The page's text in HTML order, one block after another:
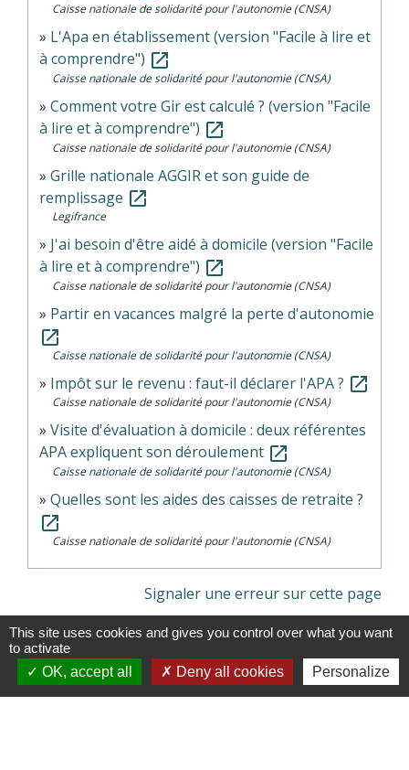
Caisse nationale de solidarité pour l'autonomie (CNSA)
L'Apa en établissement (version "Facile à lire et
à comprendre") open_in_new
Caisse nationale de solidarité pour l'autonomie (CNSA)
Comment votre Gir est calculé ? (version "Facile
à lire et à comprendre") open_in_new
Caisse nationale de solidarité pour l'autonomie (CNSA)
Grille nationale AGGIR et son guide de
remplissage open_in_new
Legifrance
J'ai besoin d'être aidé à domicile (version "Facile
à lire et à comprendre") open_in_new
Caisse nationale de solidarité pour l'autonomie (CNSA)
Partir en vacances malgré la perte d'autonomie
open_in_new
Caisse nationale de solidarité pour l'autonomie (CNSA)
Impôt sur le revenu : faut-il déclarer l'APA ? open_in_new
Caisse nationale de solidarité pour l'autonomie (CNSA)
Visite d'évaluation à domicile : deux référentes
APA expliquent son déroulement open_in_new
Caisse nationale de solidarité pour l'autonomie (CNSA)
Quelles sont les aides des caisses de retraite ?
open_in_new
Caisse nationale de solidarité pour l'autonomie (CNSA)
Signaler une erreur sur cette page
This site uses cookies and gives you control over what you want
to activate
OK, accept all
Deny all cookies Personalize